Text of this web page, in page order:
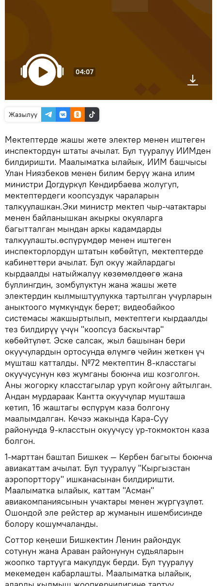
04:07
Жазылуу
Мектептерде жашы жете электер менен иштеген
инспектордун штаты ачылат. Бул тууралуу ИИМден
билдиришти. Маалыматка ылайык, ИИМ башчысы
Улан Ниязбеков менен билим берүү жана илим
министри Догдуркүл Кендирбаева жолугуп,
мектептердеги коопсуздук чараларын
талкуулашкан.Эки министр мектеп чыр-чатактары
менен байланышкан акыркы окуяларга
багытталган мындан аркы кадамдарды
талкуулашты.өспүрүмдөр менен иштеген
инспекторлордун штатын көбөйтүп, мектептерде
кабинеттери ачылат. Бул окуу жайлардагы
кырдаалды натыйжалуу көзөмөлдөөгө жана
буллингдин, зомбулуктун жана жашы жете
электердин кылмыштуулукка тартылган учурларын
аныктоого мүмкүндүк берет; видеобайкоо
системасы жакшыртылып, мектептеги кырдаалды
тез билдирүү үчүн "коопсуз баскычтар"
көбөйтүлөт. Эске салсак, жыл башынан бери
окуучулардын ортосунда өлүмгө чейин жеткен үч
мушташ катталды. №72 мектептин 8-класстагы
окуучусунун көз жумганы боюнча иш козголгон.
Аны жогорку класстагылар уруп койгону айтылган.
Андан мурдараак Кантта окуучулар мушташа
кетип, 16 жаштагы өспүрүм каза болгону
маалымдалган. Кечээ жакында Кара-Суу
районунда 9-класстын окуучусу ур-токмоктон каза
болгон.
1-марттан баштап Бишкек — Кербен багыты боюнча
авиакаттам ачылат. Бул тууралуу "Кыргызстан
аэропорттору" ишканасынан билдиришти.
Маалыматка ылайык, каттам "Асман"
авиакомпаниясынын учактары менен жүргүзүлөт.
Ошондой эле рейстер ар жуманын ишембисинде
болору кошумчаланды.
Соттор кеңеши Бишкектин Ленин райондук
сотунун жана Араван районунун судьяларын
жоопко тартууга макулдук берди. Бул тууралуу
мекемеден кабарлашты. Маалыматка ылайык,